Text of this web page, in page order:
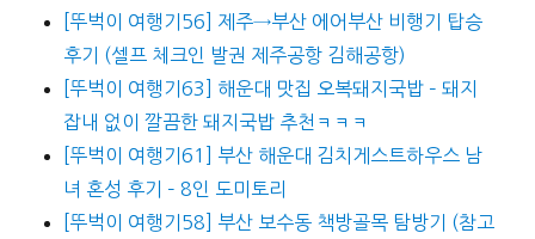
[뚜벅이 여행기56] 제주→부산 에어부산 비행기 탑승
후기 (셀프 체크인 발권 제주공항 김해공항)
[뚜벅이 여행기63] 해운대 맛집 오복돼지국밥 – 돼지
잡내 없이 깔끔한 돼지국밥 추천ㅋㅋㅋ
[뚜벅이 여행기61] 부산 해운대 김치게스트하우스 남
녀 혼성 후기 – 8인 도미토리
[뚜벅이 여행기58] 부산 보수동 책방골목 탐방기 (참고